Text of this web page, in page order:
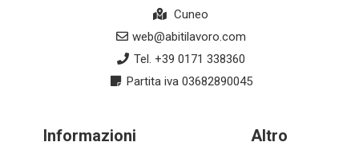
Cuneo
web@abitilavoro.com
Tel. +39 0171 338360
Partita iva 03682890045
Informazioni Altro